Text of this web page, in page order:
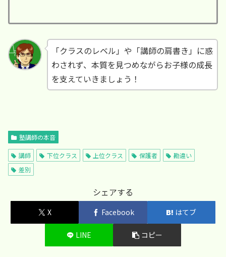
「クラスのレベル」や「講師の肩書き」に惑
わされず、本質を見つめながらお子様の成長
を支えていきましょう！
塾講師の本音
講師 下位クラス 上位クラス 保護者
勘違い
差別
シェアする
X Facebook はてブ
LINE コピー